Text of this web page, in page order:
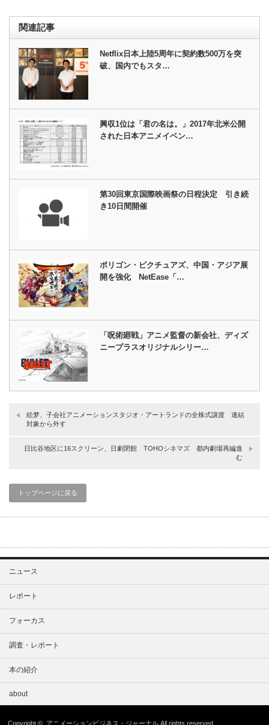
関連記事
Netflix日本上陸5周年に契約数500万を突
破、国内でもスタ…
興収1位は「君の名は。」2017年北米公開
された日本アニメイベン…
第30回東京国際映画祭の日程決定 引き続
き10日間開催
ポリゴン・ピクチュアズ、中国・アジア展
開を強化 NetEase「…
「呪術廻戦」アニメ監督の新会社、ディズ
ニープラスオリジナルシリー…
絵梦、子会社アニメーションスタジオ・アートランドの全株式譲渡 連結
対象から外す
日比谷地区に16スクリーン、日劇閉館 TOHOシネマズ 都内劇場再編進
む
トップページに戻る
ニュース
レポート
フォーカス
調査・レポート
本の紹介
about
Copyright © アニメーションビジネス・ジャーナル All rights reserved.